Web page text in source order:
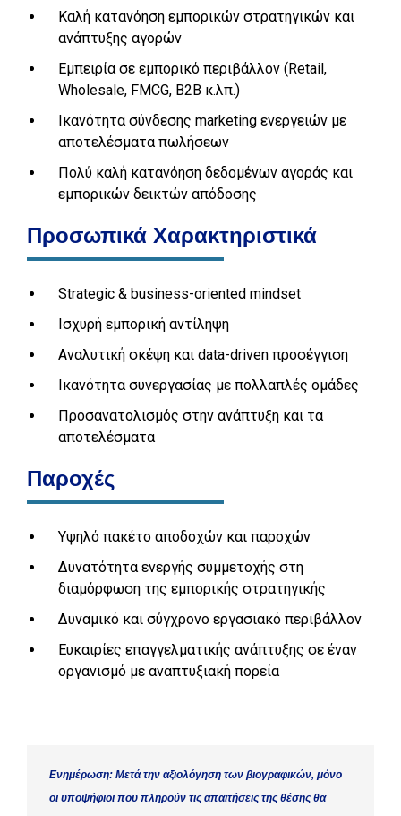
Καλή κατανόηση εμπορικών στρατηγικών και
ανάπτυξης αγορών
Εμπειρία σε εμπορικό περιβάλλον (Retail,
Wholesale, FMCG, B2B κ.λπ.)
Ικανότητα σύνδεσης marketing ενεργειών με
αποτελέσματα πωλήσεων
Πολύ καλή κατανόηση δεδομένων αγοράς και
εμπορικών δεικτών απόδοσης
Προσωπικά Χαρακτηριστικά
Strategic & business-oriented mindset
Ισχυρή εμπορική αντίληψη
Αναλυτική σκέψη και data-driven προσέγγιση
Ικανότητα συνεργασίας με πολλαπλές ομάδες
Προσανατολισμός στην ανάπτυξη και τα
αποτελέσματα
Παροχές
Υψηλό πακέτο αποδοχών και παροχών
Δυνατότητα ενεργής συμμετοχής στη
διαμόρφωση της εμπορικής στρατηγικής
Δυναμικό και σύγχρονο εργασιακό περιβάλλον
Ευκαιρίες επαγγελματικής ανάπτυξης σε έναν
οργανισμό με αναπτυξιακή πορεία
Ενημέρωση: Μετά την αξιολόγηση των βιογραφικών, μόνο
οι υποψήφιοι που πληρούν τις απαιτήσεις της θέσης θα